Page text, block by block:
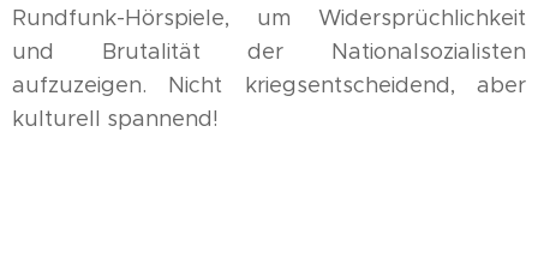
Rundfunk-Hörspiele, um Widersprüchlichkeit
und Brutalität der Nationalsozialisten
aufzuzeigen. Nicht kriegsentscheidend, aber
kulturell spannend!